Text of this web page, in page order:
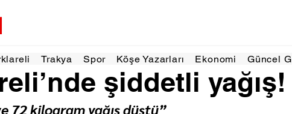
Trakya Spor Köşe Yazarları Ekonomi Güncel
şiddetli yağış!
9 Oca 1 dakikada okunur
72 kilogram yağış düştü”